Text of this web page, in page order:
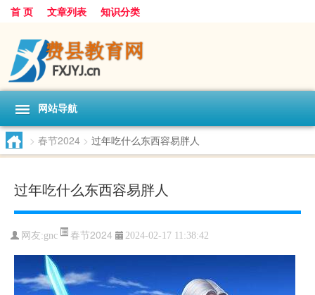
首 页 文章列表 知识分类
网站导航
> 春节2024 > 过年吃什么东西容易胖人
过年吃什么东西容易胖人
网友:gnc 春节2024 2024-02-17 11:38:42